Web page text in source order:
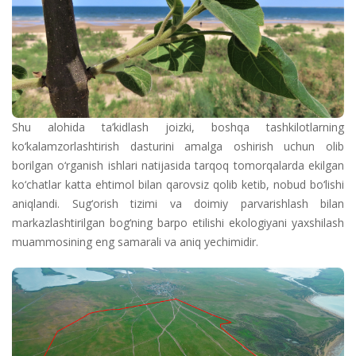
Shu alohida ta’kidlash joizki, boshqa tashkilotlarning
ko‘kalamzorlashtirish dasturini amalga oshirish uchun olib
borilgan o‘rganish ishlari natijasida tarqoq tomorqalarda ekilgan
ko‘chatlar katta ehtimol bilan qarovsiz qolib ketib, nobud bo‘lishi
aniqlandi. Sug‘orish tizimi va doimiy parvarishlash bilan
markazlashtirilgan bog‘ning barpo etilishi ekologiyani yaxshilash
muammosining eng samarali va aniq yechimidir.